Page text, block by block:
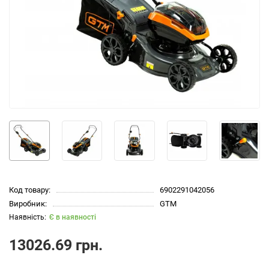
Код товару:
6902291042056
Виробник:
GTM
Є в наявності
13026.69 грн.